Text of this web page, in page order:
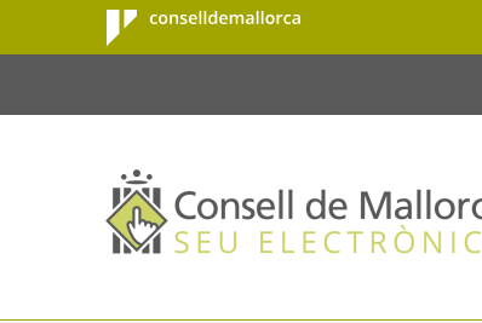
Salta al contingut principal
Consell de
Mallorca